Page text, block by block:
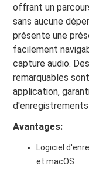
offrant un
sans aucune
présente une
facilement
capture audio.
remarquables
application,
Avantages:
Logiciel
et macOS